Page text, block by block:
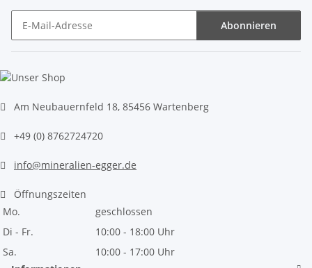
Abonnieren
Am Neubauernfeld 18, 85456 Wartenberg
+49 (0) 8762724720
info@mineralien-egger.de
Öffnungszeiten
Mo.
geschlossen
Di - Fr.
10:00 - 18:00 Uhr
Sa.
10:00 - 17:00 Uhr